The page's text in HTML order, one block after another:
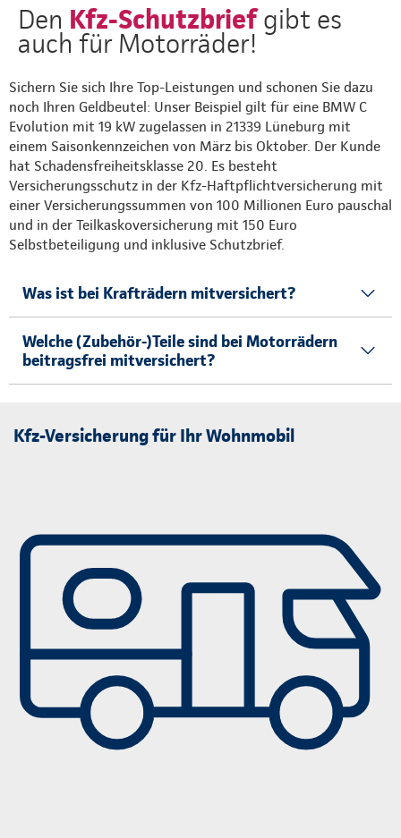
Den Kfz-Schutzbriefgibt es
auch für Motorräder!
Sichern Sie sich Ihre Top-Leistungen und schonen Sie dazu
noch Ihren Geldbeutel: Unser Beispiel gilt für eine BMW C
Evolution mit 19 kW zugelassen in 21339 Lüneburg mit
einem Saisonkennzeichen von März bis Oktober. Der Kunde
hat Schadensfreiheitsklasse 20. Es besteht
Versicherungsschutz in der Kfz-Haftpflichtversicherung mit
einer Versicherungssummen von 100 Millionen Euro pauschal
und in der Teilkaskoversicherung mit 150 Euro
Selbstbeteiligung und inklusive Schutzbrief.
Was ist bei Krafträdern mitversichert?
Welche (Zubehör-)Teile sind bei Motorrädern
beitragsfrei mitversichert?
Kfz-Versicherung für Ihr Wohnmobil